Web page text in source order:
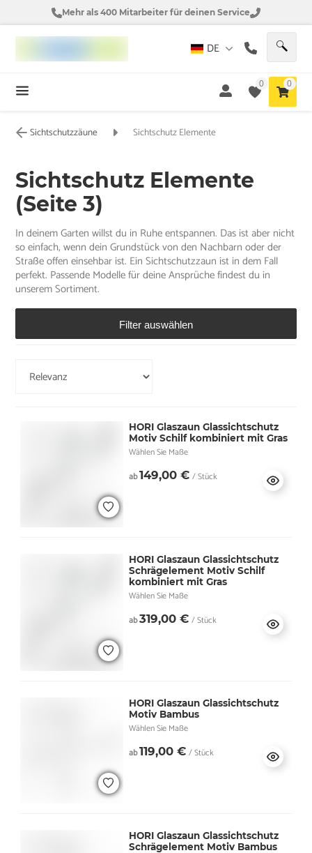
Mehr als 400 Mitarbeiter für deinen Service
DE
0 0
Sichtschutzzäune Sichtschutz Elemente
Sichtschutz Elemente
(Seite 3)
In deinem Garten willst du in Ruhe entspannen. Das ist aber nicht
so einfach, wenn dein Grundstück von den Nachbarn oder der
Straße offen einsehbar ist. Ein Sichtschutzzaun ist in dem Fall
perfekt. Passende Modelle für deine Ansprüche findest du in
unserem Sortiment.
Filter auswählen
HORI Glaszaun Glassichtschutz
Motiv Schilf kombiniert mit Gras
Wählen Sie Maße
ab149,00 € / Stück
HORI Glaszaun Glassichtschutz
Schrägelement Motiv Schilf
kombiniert mit Gras
Wählen Sie Maße
ab319,00 € / Stück
HORI Glaszaun Glassichtschutz
Motiv Bambus
Wählen Sie Maße
ab119,00 € / Stück
HORI Glaszaun Glassichtschutz
Schrägelement Motiv Bambus